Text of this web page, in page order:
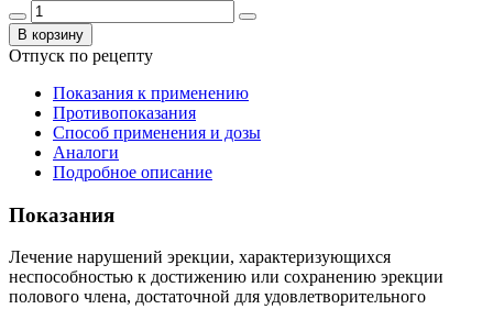
В корзину
Отпуск по рецепту
Показания к применению
Противопоказания
Способ применения и дозы
Аналоги
Подробное описание
Показания
Лечение нарушений эрекции, характеризующихся
неспособностью к достижению или сохранению эрекции
полового члена, достаточной для удовлетворительного